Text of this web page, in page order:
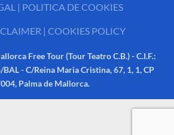
| POLITICA DE COOKIES
| COOKIES POLICY
Free Tour (Tour Teatro C.B.) - C.I.F.:
- C/Reina Maria Cristina, 67, 1, 1, CP
Palma de Mallorca.